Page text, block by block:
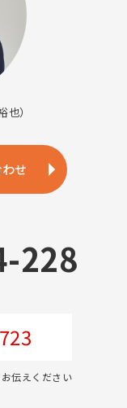
也）
せ
228
伝えください